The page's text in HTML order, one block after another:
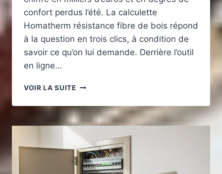
confort perdus l’été. La calculette
Homatherm résistance fibre de bois répond
à la question en trois clics, à condition de
savoir ce qu’on lui demande. Derrière l’outil
en ligne…
VOIR LA SUITECALCULETTE
RÉSISTANCE
FIBRE
DE
BOIS
:
DIMENSIONNER
SON